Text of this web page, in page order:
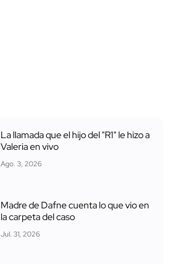
La llamada que el hijo del "R1" le hizo a
Valeria en vivo
Ago. 3, 2026
Madre de Dafne cuenta lo que vio en
la carpeta del caso
Jul. 31, 2026